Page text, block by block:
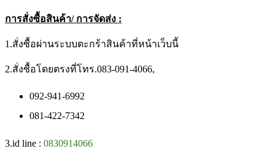
การสั่งซื้อสินค้า/ การจัดส่ง :
1.สั่งซื้อผ่านระบบตะกร้าสินค้าที่หน้าเว็บนี้
2.สั่งซื้อโดยตรงที่โทร.083-091-4066,
092-941-6992
081-422-7342
3.id line : 0830914066